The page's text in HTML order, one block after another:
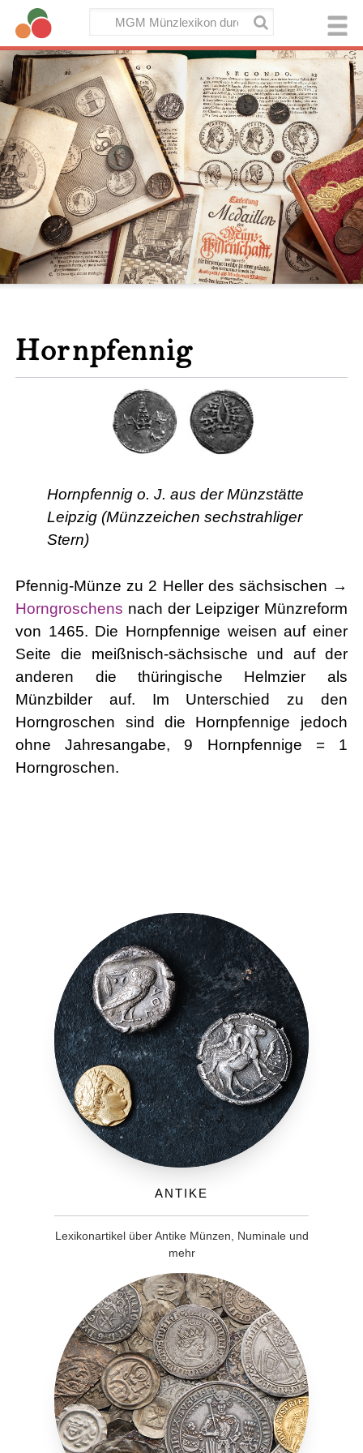
Hornpfennig
Hornpfennig o. J. aus der Münzstätte
Leipzig (Münzzeichen sechstrahliger
Stern)
Pfennig-Münze zu 2 Heller des sächsischen →
Horngroschens nach der Leipziger Münzreform
von 1465. Die Hornpfennige weisen auf einer
Seite die meißnisch-sächsische und auf der
anderen die thüringische Helmzier als
Münzbilder auf. Im Unterschied zu den
Horngroschen sind die Hornpfennige jedoch
ohne Jahresangabe, 9 Hornpfennige = 1
Horngroschen.
Antike
Lexikonartikel über Antike Münzen, Numinale und
mehr